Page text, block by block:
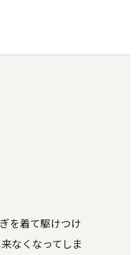
を着て駆けつけ
なくなってしま